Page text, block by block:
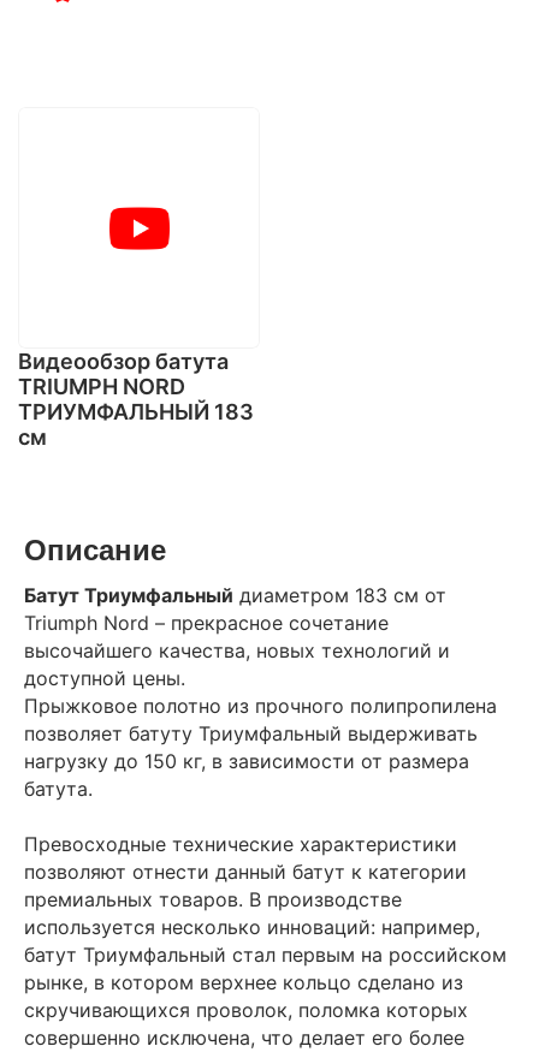
Видеообзор бaтута
TRIUMPH NORD
ТРИУМФАЛЬНЫЙ 183
см
Описание
Батут Триумфальный диаметром 183 см от
Triumph Nord – прекрасное сочетание
высочайшего качества, новых технологий и
доступной цены.
Прыжковое полотно из прочного полипропилена
позволяет батуту Триумфальный выдерживать
нагрузку до 150 кг, в зависимости от размера
батута.
Превосходные технические характеристики
позволяют отнести данный батут к категории
премиальных товаров. В производстве
используется несколько инноваций: например,
батут Триумфальный стал первым на российском
рынке, в котором верхнее кольцо сделано из
скручивающихся проволок, поломка которых
совершенно исключена, что делает его более